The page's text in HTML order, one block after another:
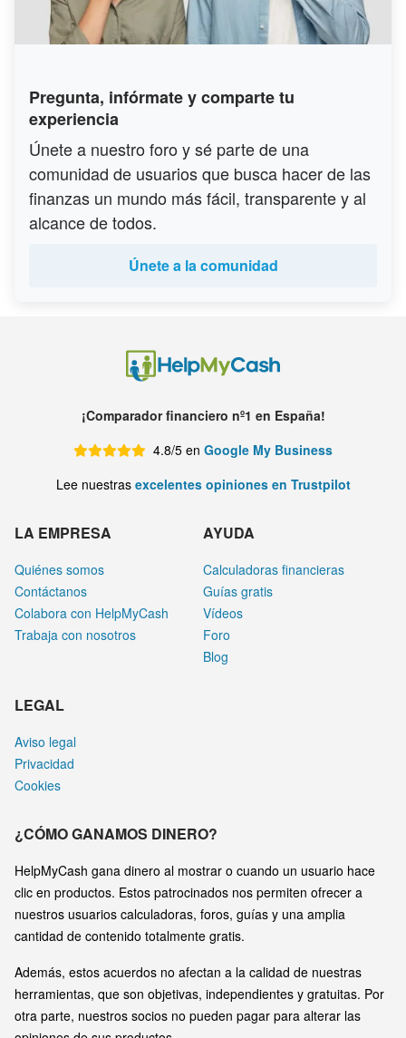
Pregunta, infórmate y comparte tu
experiencia
Únete a nuestro foro y sé parte de una
comunidad de usuarios que busca hacer de las
finanzas un mundo más fácil, transparente y al
alcance de todos.
Únete a la comunidad
¡Comparador financiero nº1 en España!
4.8/5 en Google My Business
Lee nuestras excelentes opiniones en Trustpilot
LA EMPRESA
Quiénes somos
Contáctanos
Colabora con HelpMyCash
Trabaja con nosotros
AYUDA
Calculadoras financieras
Guías gratis
Vídeos
Foro
Blog
LEGAL
Aviso legal
Privacidad
Cookies
¿CÓMO GANAMOS DINERO?
HelpMyCash gana dinero al mostrar o cuando un usuario hace
clic en productos. Estos patrocinados nos permiten ofrecer a
nuestros usuarios calculadoras, foros, guías y una amplia
cantidad de contenido totalmente gratis.
Además, estos acuerdos no afectan a la calidad de nuestras
herramientas, que son objetivas, independientes y gratuitas. Por
otra parte, nuestros socios no pueden pagar para alterar las